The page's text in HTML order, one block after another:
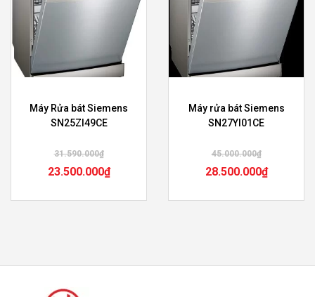
Máy Rửa bát Siemens
SN25ZI49CE
31.590.000₫
23.500.000₫
Máy rửa bát Siemens
SN27YI01CE
45.000.000₫
28.500.000₫